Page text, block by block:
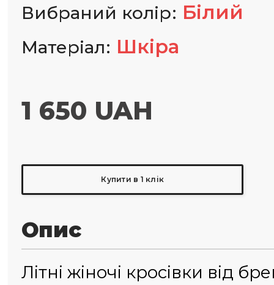
Вибраний колір Білий
Матеріал Шкіра
1 650 UAH
Купити в 1 клік
Опис
Літні жіночі кросівки від